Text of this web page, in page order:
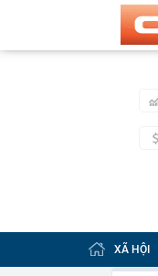
XÃ HỘI